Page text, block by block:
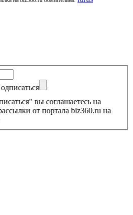
вы соглашаетесь на
от портала biz360.ru на